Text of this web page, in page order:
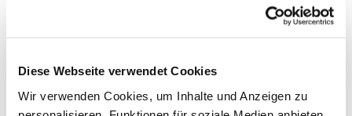
Diese Webseite verwendet Cookies
Wir verwenden Cookies, um Inhalte und Anzeigen zu
Stadtkirche, Kaiserstraße 5, 75031
Eppingen
Pfarrer Friedhelm Bokelmann